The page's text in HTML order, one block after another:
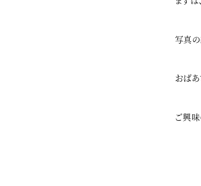
写真の
おば
ご興